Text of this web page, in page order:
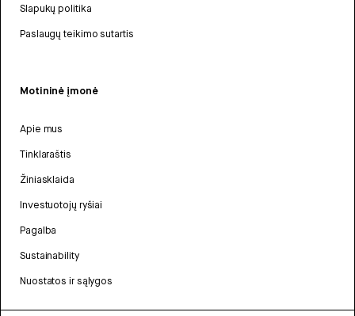
Slapukų politika
Paslaugų teikimo sutartis
Motininė įmonė
Apie mus
Tinklaraštis
Žiniasklaida
Investuotojų ryšiai
Pagalba
Sustainability
Nuostatos ir sąlygos